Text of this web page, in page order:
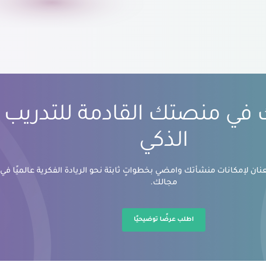
في منصتك القادمة للتدريب
الذكي
لإمكانات منشأتك وامضي بخطواتٍ ثابتة نحو الريادة الفكرية عالميًا في
مجالك.
اطلب عرضًا توضيحيًا